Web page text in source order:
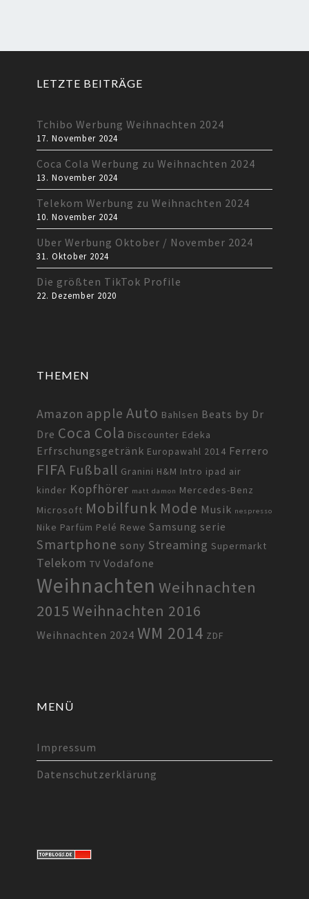
LETZTE BEITRÄGE
Tchibo Werbung Weihnachten 2024
17. November 2024
Coca Cola Werbung zu Weihnachten 2024
13. November 2024
Telekom Werbung zu Weihnachten 2024
10. November 2024
Uber Werbung Oktober / November 2024
31. Oktober 2024
Die größten TikTok Profile
22. Dezember 2020
THEMEN
Amazon apple Auto Bahlsen Beats by Dr
Dre Coca Cola Discounter Edeka
Erfrschungsgetränk Europawahl 2014 Ferrero
FIFA Fußball Granini H&M Intro ipad air
kinder Kopfhörer matt damon Mercedes-Benz
Microsoft Mobilfunk Mode Musik nespresso
Nike Parfüm Pelé Rewe Samsung serie
Smartphone sony Streaming Supermarkt
Telekom TV Vodafone
Weihnachten Weihnachten
2015 Weihnachten 2016
Weihnachten 2024 WM 2014 ZDF
MENÜ
Impressum
Datenschutzerklärung